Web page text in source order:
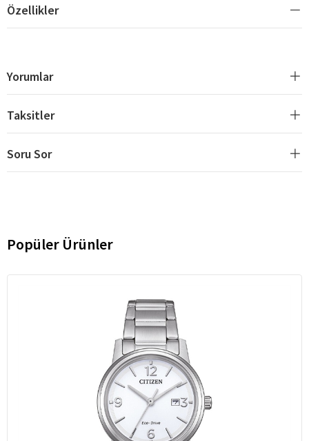
Özellikler
Yorumlar
Taksitler
Soru Sor
Popüler Ürünler